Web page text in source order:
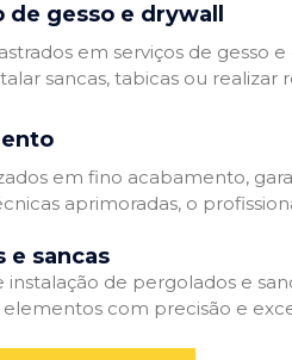
gesso e drywall
em serviços de
sancas, tabicas ou
em fino acabamento,
aprimoradas, o
e sancas
de pergolados e
com precisão e